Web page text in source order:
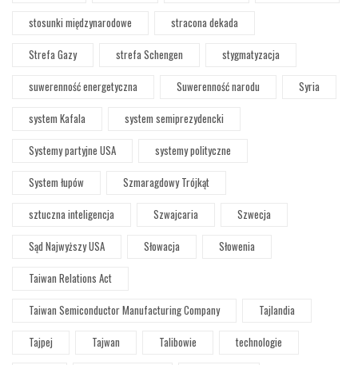
stosunki międzynarodowe
stracona dekada
Strefa Gazy
strefa Schengen
stygmatyzacja
suwerenność energetyczna
Suwerenność narodu
Syria
system Kafala
system semiprezydencki
Systemy partyjne USA
systemy polityczne
System łupów
Szmaragdowy Trójkąt
sztuczna inteligencja
Szwajcaria
Szwecja
Sąd Najwyższy USA
Słowacja
Słowenia
Taiwan Relations Act
Taiwan Semiconductor Manufacturing Company
Tajlandia
Tajpej
Tajwan Talibowie
technologie